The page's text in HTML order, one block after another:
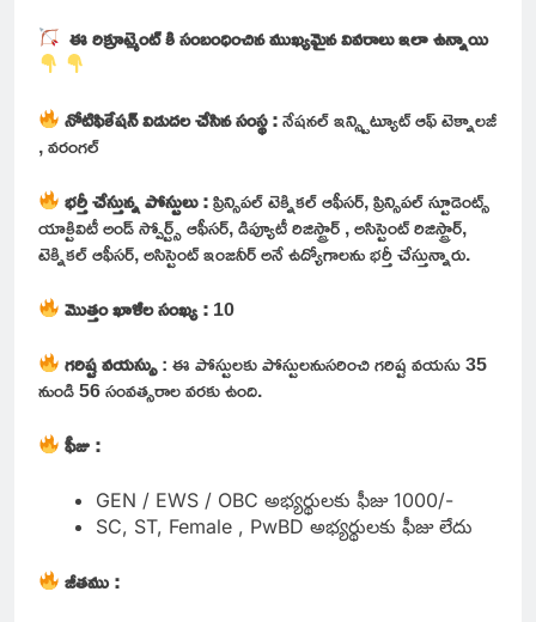
ఈ రిక్రూట్మెంట్ కి సంబంధించిన ముఖ్యమైన వివరాలు ఇలా ఉన్నాయి
నోటిఫికేషన్ విడుదల చేసిన సంస్థ :నేషనల్ ఇన్స్టిట్యూట్ ఆఫ్ టెక్నాలజీ
, వరంగల్
భర్తీ చేస్తున్న పోస్టులు :ప్రిన్సిపల్ టెక్నికల్ ఆఫీసర్, ప్రిన్సిపల్ స్టూడెంట్స్
యాక్టివిటీ అండ్ స్పోర్ట్స్ ఆఫీసర్, డిప్యూటీ రిజిస్ట్రార్ , అసిస్టెంట్ రిజిస్ట్రార్,
టెక్నికల్ ఆఫీసర్, అసిస్టెంట్ ఇంజనీర్ అనే ఉద్యోగాలను భర్తీ చేస్తున్నారు.
మొత్తం ఖాళీల సంఖ్య :10
గరిష్ట వయస్సు: ఈ పోస్టులకు పోస్టులనుసరించి గరిష్ట వయసు 35
నుండి 56 సంవత్సరాల వరకు ఉంది.
ఫీజు :
GEN / EWS / OBC అభ్యర్థులకు ఫీజు 1000/-
SC, ST, Female , PwBD అభ్యర్థులకు ఫీజు లేదు
జీతము :